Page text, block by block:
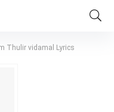
Thulir vidamal Lyrics